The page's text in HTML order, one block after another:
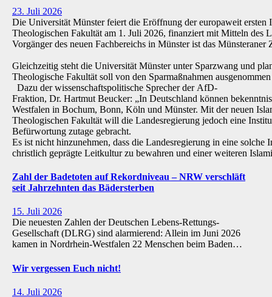
23. Juli 2026
Die Universität Münster feiert die Eröffnung der europaweit ersten
Theologischen Fakultät am 1. Juli 2026, finanziert mit Mitteln des
Vorgänger des neuen Fachbereichs in Münster ist das
Gleichzeitig steht die Universität Münster unter Sparzwang und
Theologische Fakultät soll von den Sparmaßnahmen
Dazu der wissenschaftspolitische Sprecher der AfD-
Fraktion, Dr. Hartmut Beucker: „In Deutschland können
Westfalen in Bochum, Bonn, Köln und Münster. Mit der neuen
Theologischen Fakultät will die Landesregierung jedoch eine
Befürwortung zutage gebracht.
Es ist nicht hinzunehmen, dass die Landesregierung in eine
christlich geprägte Leitkultur zu bewahren und einer weiteren
Zahl der Badetoten auf Rekordniveau – NRW verschläft
seit Jahrzehnten das Bädersterben
15. Juli 2026
Die neuesten Zahlen der Deutschen Lebens-Rettungs-
Gesellschaft (DLRG) sind alarmierend: Allein im Juni 2026
kamen in Nordrhein-Westfalen 22 Menschen beim Baden…
Wir vergessen Euch nicht!
14. Juli 2026